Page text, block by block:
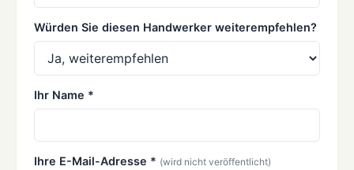
Würden Sie diesen Handwerker weiterempfehlen?
Ihr Name *
Ihre E-Mail-Adresse * (wird nicht veröffentlicht)